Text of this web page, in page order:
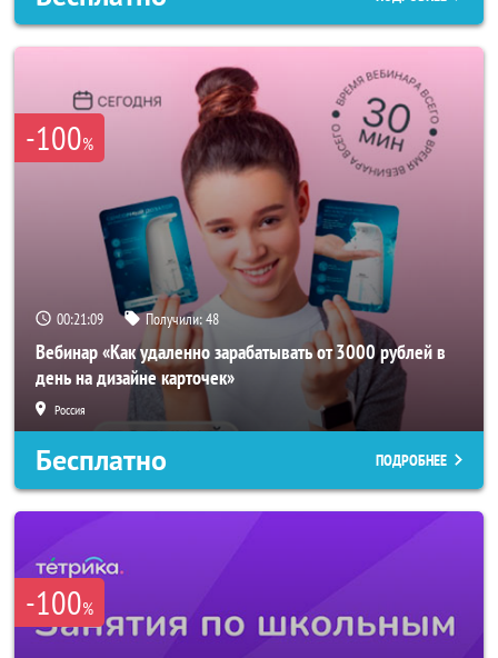
-100%
00:21:06 Получили:48
Вебинар «Как удаленно зарабатывать от 3000 рублей в
день на дизайне карточек»
Россия
Бесплатно ПОДРОБНЕЕ
-100%